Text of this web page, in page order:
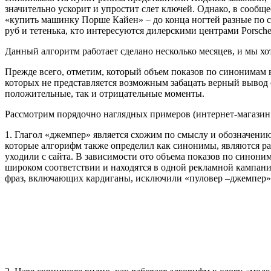
значительно ускорит и упростит слет ключей. Однако, в
«купить машинку Порше Кайен» – до конца ногтей разные по
руб и тетенька, кто интересуются дилерскими центрами
Данный алгоритм работает сделано несколько месяцев, и мы
Прежде всего, отметим, который объем показов по синонимам
которых не представляется возможным забацать верный
положительные, так и отрицательные моменты.
Рассмотрим порядочно наглядных примеров (интернет-
1. Глагол «джемпер» является схожим по смыслу и
которые алгорифм также определил как синонимы, являются
уходили с сайта. В зависимости ото объема показов по
широком соответствии и находятся в одной рекламной
фраз, включающих кардиганы, исключили «пуловер